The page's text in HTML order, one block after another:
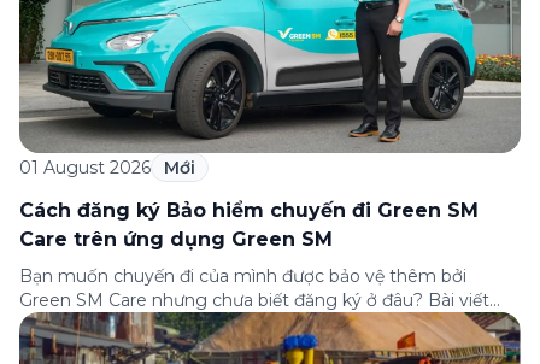
01 August 2026 Mới
Cách đăng ký Bảo hiểm chuyến đi Green SM
Care trên ứng dụng Green SM
Bạn muốn chuyến đi của mình được bảo vệ thêm bởi
Green SM Care nhưng chưa biết đăng ký ở đâu? Bài viết
dưới đây sẽ hướng dẫn chi tiết cách tham gia (và hủy tham
gia) gói bảo hiểm này ngay trên ứng dụng Green SM, cùng